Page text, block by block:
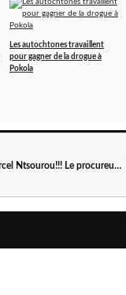
Les autochtones travaillent
pour gagner de la drogue à
Pokola
Travaux forcés à perpétuité pour Marcel Ntsourou!!! Le procureur général